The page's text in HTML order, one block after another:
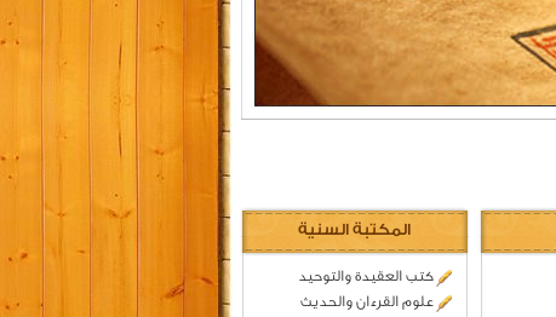
المكتبة السنية
كتب العقيدة والتوحيد
علوم القرءان والحديث